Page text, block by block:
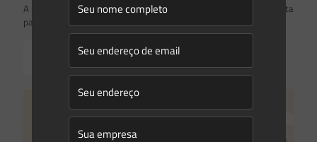
A inclusão de imóvel em inventário de patrimônio cultural não basta
para impor restrições ao direito de propriedade:
Read more